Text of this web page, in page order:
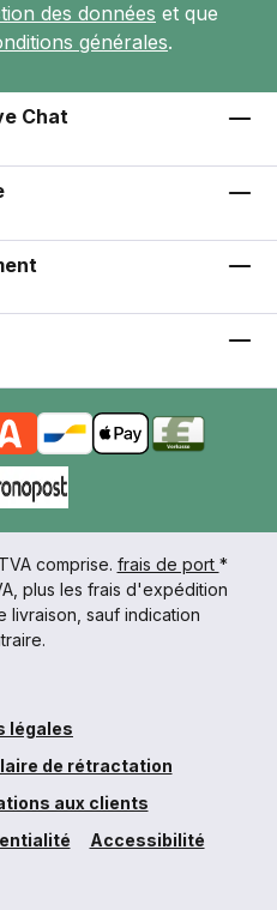
des données et que
générales.
Chat
comprise. frais de port *
plus les frais d'expédition
livraison, sauf indication
légales
de rétractation
aux clients
Accessibilité